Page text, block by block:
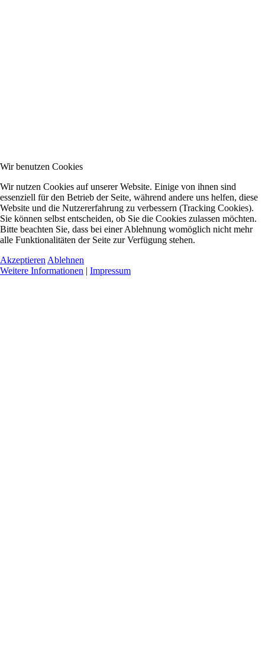
Wir benutzen Cookies
Wir nutzen Cookies auf unserer Website. Einige von ihnen sind
essenziell für den Betrieb der Seite, während andere uns helfen, diese
Website und die Nutzererfahrung zu verbessern (Tracking Cookies).
Sie können selbst entscheiden, ob Sie die Cookies zulassen möchten.
Bitte beachten Sie, dass bei einer Ablehnung womöglich nicht mehr
alle Funktionalitäten der Seite zur Verfügung stehen.
Akzeptieren Ablehnen
Weitere Informationen | Impressum